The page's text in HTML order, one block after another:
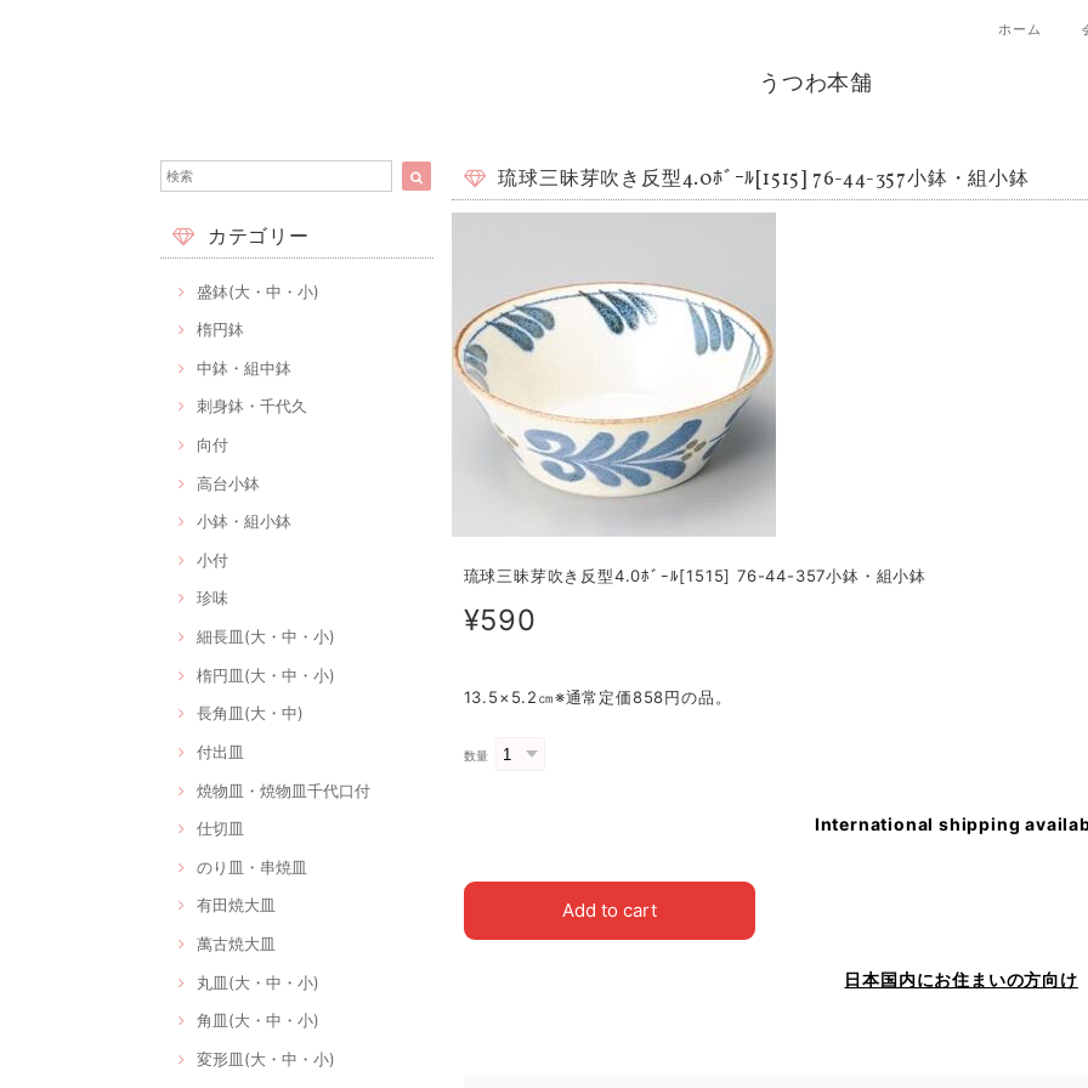
ホーム
うつわ本舗
カテゴリー
盛鉢(大・中・小)
楕円鉢
中鉢・組中鉢
刺身鉢・千代久
向付
高台小鉢
小鉢・組小鉢
小付
珍味
細長皿(大・中・小)
楕円皿(大・中・小)
長角皿(大・中)
付出皿
焼物皿・焼物皿千代口付
仕切皿
のり皿・串焼皿
有田焼大皿
萬古焼大皿
丸皿(大・中・小)
角皿(大・中・小)
変形皿(大・中・小)
琉球三昧芽吹き反型4.0ﾎﾞｰﾙ[1515] 76-44-357小鉢・組小鉢
琉球三昧芽吹き反型4.0ﾎﾞｰﾙ[1515] 76-44-357小鉢・組小鉢
¥590
13.5×5.2㎝※通常定価858円の品。
数量
International shipping
Add to cart
日本国内にお住まいの方向け